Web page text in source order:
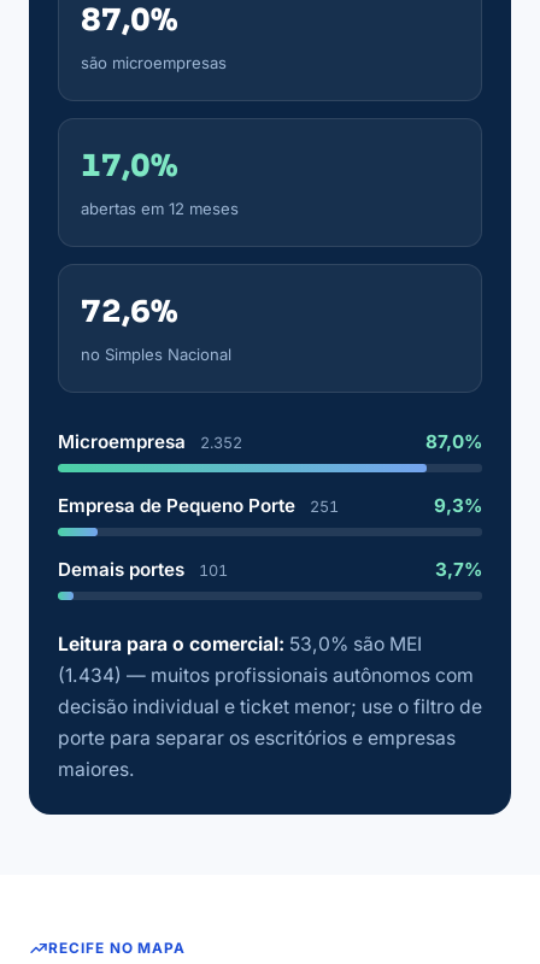
87,0%
são microempresas
17,0%
abertas em 12 meses
72,6%
no Simples Nacional
Microempresa 2.352 87,0%
Empresa de Pequeno Porte 251 9,3%
Demais portes 101 3,7%
Leitura para o comercial: 53,0% são MEI
(1.434) — muitos profissionais autônomos com
decisão individual e ticket menor; use o filtro de
porte para separar os escritórios e empresas
maiores.
RECIFE NO MAPA